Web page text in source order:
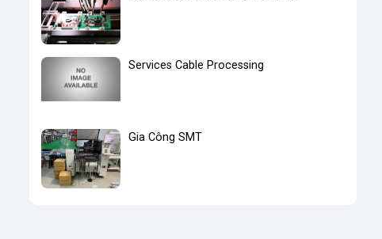
Services Cable Processing
Gia Công SMT